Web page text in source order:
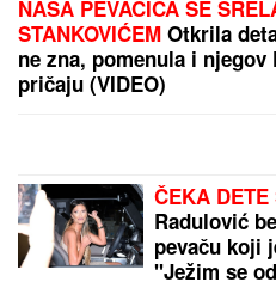
NAŠA PEVAČICA SE
STANKOVIĆEM Otkrila
ne zna, pomenula i njegov
pričaju (VIDEO)
ČEKA
Radulović
pevaču koji
"Ježim se